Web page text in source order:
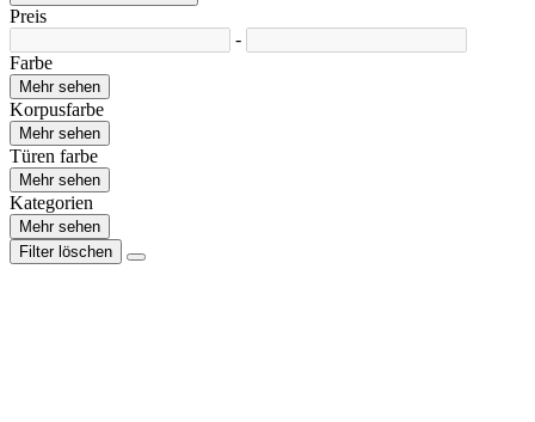
Preis
-
Farbe
Mehr sehen
Korpusfarbe
Mehr sehen
Türen farbe
Mehr sehen
Kategorien
Mehr sehen
Filter löschen